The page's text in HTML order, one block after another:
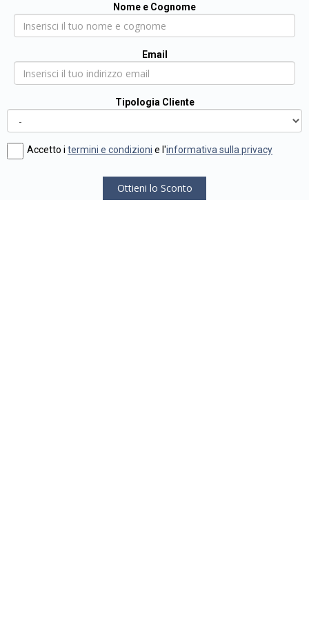
Nome e Cognome
Email
Tipologia Cliente
Accetto i termini e condizioni e l'informativa sulla privacy
Ottieni lo Sconto